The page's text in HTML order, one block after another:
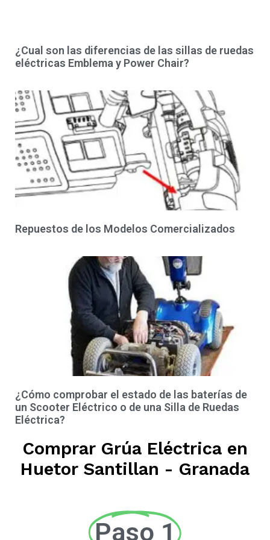
¿Cual son las diferencias de las sillas de ruedas
eléctricas Emblema y Power Chair?
Repuestos de los Modelos Comercializados
¿Cómo comprobar el estado de las baterías de
un Scooter Eléctrico o de una Silla de Ruedas
Eléctrica?
Comprar Grúa Eléctrica en
Huetor Santillan - Granada
Paso 1